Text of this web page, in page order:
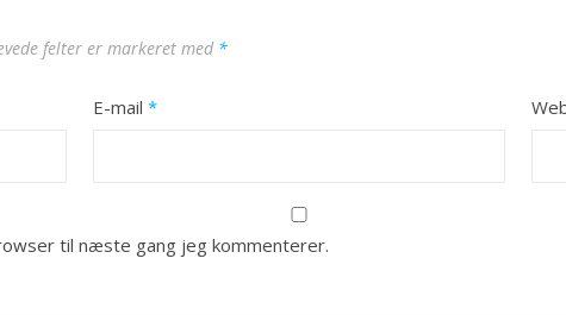
felter er markeret med *
E-mail*
til næste gang jeg kommenterer.